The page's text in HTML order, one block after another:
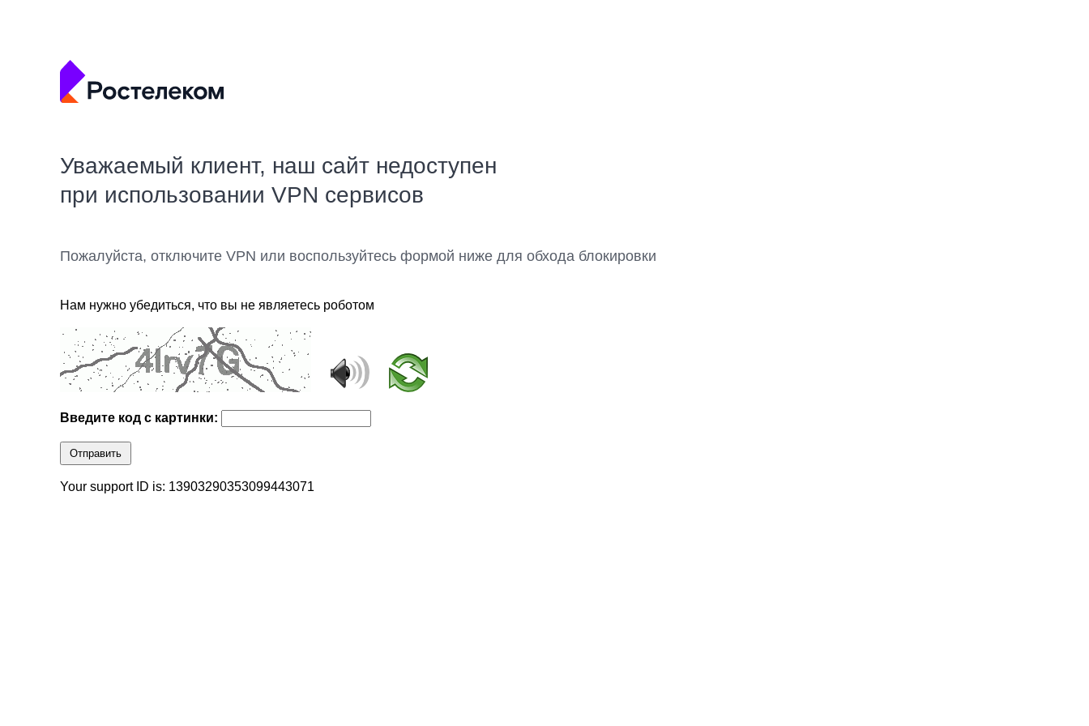
Уважаемый клиент, наш сайт недоступен
при использовании VPN сервисов
Пожалуйста, отключите VPN или воспользуйтесь формой ниже для обхода блокировки
Нам нужно убедиться, что вы не являетесь роботом
Введите код с картинки:
Отправить
Your support ID is: 13903290353099443071